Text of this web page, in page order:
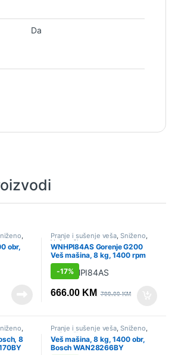
Da
,
obr,
Pranje i sušenje veša, Sniženo,
Veš mašine
WNHPI84AS Gorenje G200
Veš mašina, 8 kg, 1400 rpm
-17%
666.00 KM 799.00KM
,
8
Pranje i sušenje veša, Sniženo,
Veš mašine
Veš mašina, 8 kg, 1400 obr,
Bosch WAN28266BY